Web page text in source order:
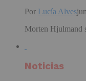
Por Lucía Alves
Morten Hjulmand
Noticias